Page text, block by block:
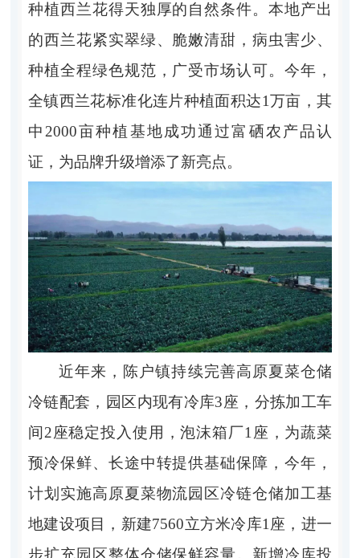
种植西兰花得天独厚的自然条件。本地产出
的西兰花紧实翠绿、脆嫩清甜，病虫害少、
种植全程绿色规范，广受市场认可。今年，
全镇西兰花标准化连片种植面积达1万亩，其
中2000亩种植基地成功通过富硒农产品认
证，为品牌升级增添了新亮点。
近年来，陈户镇持续完善高原夏菜仓储
冷链配套，园区内现有冷库3座，分拣加工车
间2座稳定投入使用，泡沫箱厂1座，为蔬菜
预冷保鲜、长途中转提供基础保障，今年，
计划实施高原夏菜物流园区冷链仓储加工基
地建设项目，新建7560立方米冷库1座，进一
步扩充园区整体仓储保鲜容量。新增冷库投